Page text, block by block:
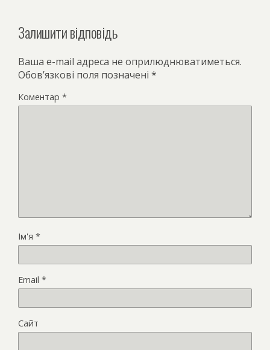
Залишити відповідь
Ваша e-mail адреса не оприлюднюватиметься.
Обов’язкові поля позначені *
Коментар *
Ім'я *
Email *
Сайт